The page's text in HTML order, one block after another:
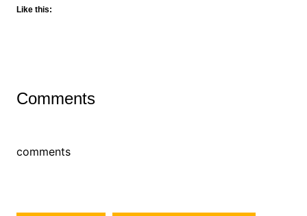
Like this:
Comments
comments